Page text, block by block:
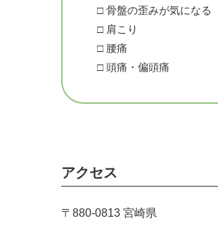
□ 骨盤の歪みが気になる
□ 肩こり
□ 腰痛
□ 頭痛・偏頭痛
□ ストレス過多
アクセス
〒880-0813 宮崎県